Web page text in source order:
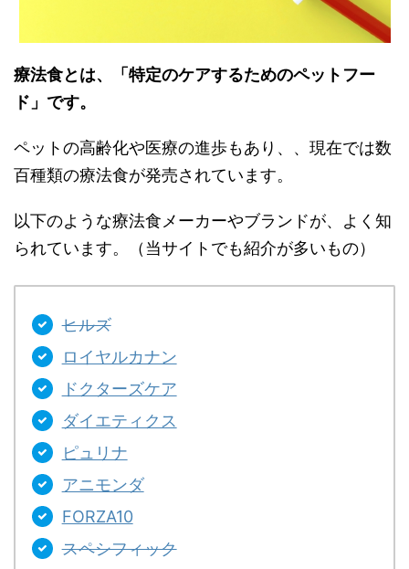
療法食とは、「特定のケアするためのペットフー
ド」です。
ペットの高齢化や医療の進歩もあり、、現在では数
百種類の療法食が発売されています。
以下のような療法食メーカーやブランドが、よく知
られています。（当サイトでも紹介が多いもの）
ヒルズ
ロイヤルカナン
ドクターズケア
ダイエティクス
ピュリナ
アニモンダ
FORZA10
スペシフィック